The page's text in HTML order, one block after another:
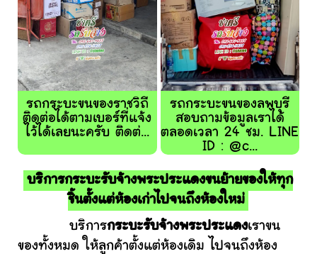
รถกระบะขนของราชวิถี
ติดต่อได้ตามเบอร์ที่แจ้ง
ไว้ได้เลยนะครับ ติดต่...
รถกระบะขนของลพบุรี
สอบถามข้อมูลเราได้
ตลอดเวลา 24 ชม. LINE
ID : @c...
บริการกระบะรับจ้างพระประแดงขนย้ายของให้ทุก
ชิ้นตั้งแต่ห้องเก่าไปจนถึงห้องใหม่
บริการกระบะรับจ้างพระประแดงเราขน
ของทั้งหมด ให้ลูกค้าตั้งแต่ห้องเดิม ไปจนถึงห้อง